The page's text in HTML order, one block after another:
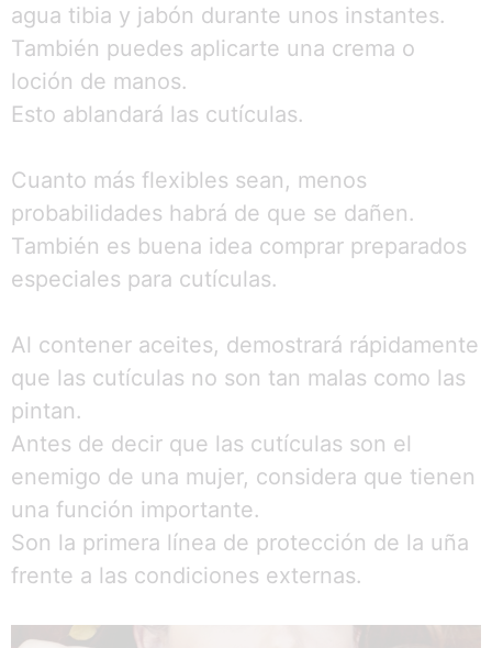
agua tibia y jabón durante unos instantes.
También puedes aplicarte una crema o
loción de manos.
Esto ablandará las cutículas.
Cuanto más flexibles sean, menos
probabilidades habrá de que se dañen.
También es buena idea comprar preparados
especiales para cutículas.
Al contener aceites, demostrará rápidamente
que las cutículas no son tan malas como las
pintan.
Antes de decir que las cutículas son el
enemigo de una mujer, considera que tienen
una función importante.
Son la primera línea de protección de la uña
frente a las condiciones externas.